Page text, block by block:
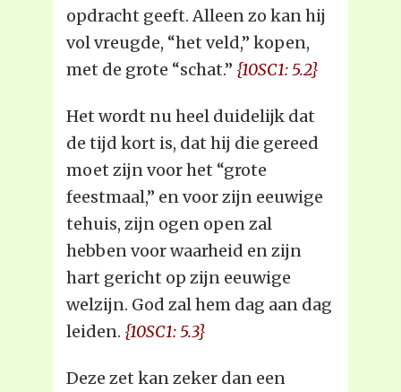
opdracht geeft. Alleen zo kan hij
vol vreugde, “het veld,” kopen,
met de grote “schat.” {10SC1: 5.2}
Het wordt nu heel duidelijk dat
de tijd kort is, dat hij die gereed
moet zijn voor het “grote
feestmaal,” en voor zijn eeuwige
tehuis, zijn ogen open zal
hebben voor waarheid en zijn
hart gericht op zijn eeuwige
welzijn. God zal hem dag aan dag
leiden. {10SC1: 5.3}
Deze zet kan zeker dan een